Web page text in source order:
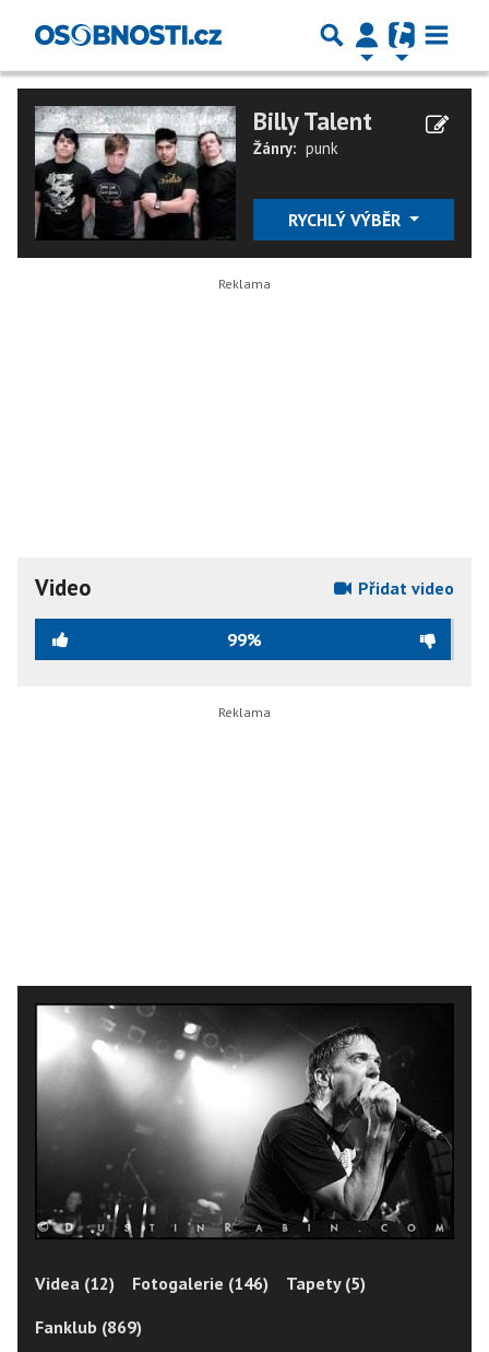
Billy Talent
Žánry: punk
RYCHLÝ VÝBĚR
Video Přidat video
99%
Videa (12) Fotogalerie (146)
Tapety (5)
Fanklub (869)